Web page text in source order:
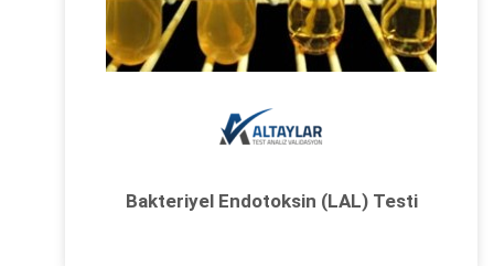
Bakteriyel Endotoksin (LAL) Testi